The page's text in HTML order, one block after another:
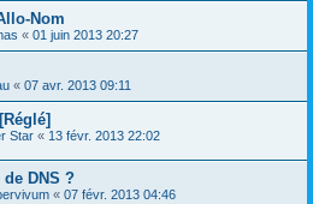
Nom
« 01 juin 2013 20:27
« 07 avr. 2013 09:11
Star « 13 févr. 2013 22:02
DNS ?
« 07 févr. 2013 04:46